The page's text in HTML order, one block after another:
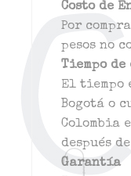
Costo de
Por
pesos no
Tiempo
El tiempo
Bogotá o
Colombia
después
Garantía